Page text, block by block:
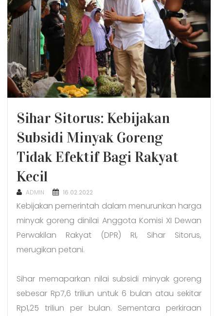
Sihar Sitorus: Kebijakan
Subsidi Minyak Goreng
Tidak Efektif Bagi Rakyat
Kecil
ADMIN
POSTED
16.02.2022
Kebijakan pemerintah dalam menurunkan harga
minyak goreng dinilai Anggota Komisi XI Dewan
Perwakilan Rakyat (DPR) RI, Sihar Sitorus,
merugikan petani.
Sihar memaparkan nilai subsidi minyak goreng
sebesar Rp7,6 triliun untuk 6 bulan atau sekitar
Rp1,25 triliun per bulan. Sementara perkiraan